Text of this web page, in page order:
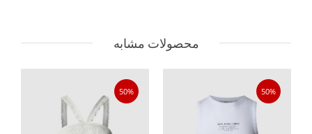
محصولات مشابه
50%
50%